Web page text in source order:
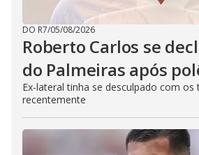
DO R7/05/08/2026
Roberto Carlos se
do Palmeiras após
Ex-lateral tinha se desculpado com os
recentemente